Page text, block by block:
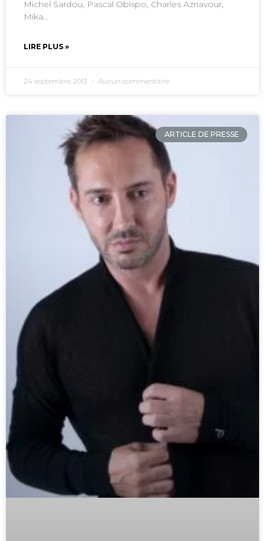
Michel Sardou, Pascal Obispo, Charles Aznavour,
Mika…
LIRE PLUS »
24 septembre 2013 Aucun commentaire
ARTICLE DE PRESSE